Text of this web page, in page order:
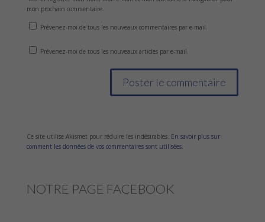
mon prochain commentaire.
Prévenez-moi de tous les nouveaux commentaires par e-mail.
Prévenez-moi de tous les nouveaux articles par e-mail.
Ce site utilise Akismet pour réduire les indésirables. En savoir plus sur
comment les données de vos commentaires sont utilisées.
NOTRE PAGE FACEBOOK